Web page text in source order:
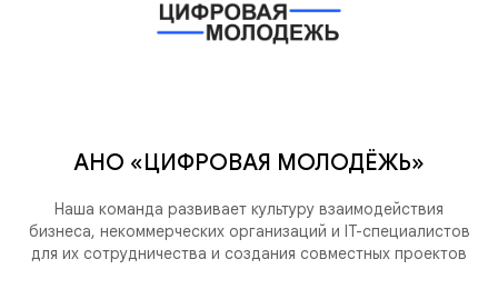
АНО «ЦИФРОВАЯ МОЛОДЁЖЬ»
Наша команда развивает культуру взаимодействия
бизнеса, некоммерческих организаций и IT-специалистов
для их сотрудничества и создания совместных проектов